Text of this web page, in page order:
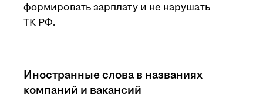
формировать зарплату и не нарушать
ТК РФ.
Иностранные слова в названиях
компаний и вакансий